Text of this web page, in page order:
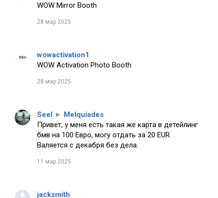
WOW Mirror Booth
28 мар 2025
wowactivation1
WOW Activation Photo Booth
28 мар 2025
Seel ► Melquiades
Привет, у меня есть такая же карта в детейлинг
бмв на 100 Евро, могу отдать за 20 EUR.
Валяется с декабря без дела.
11 мар 2025
jacksmith